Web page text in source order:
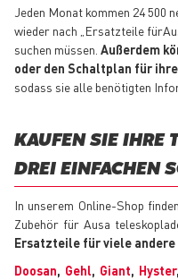
Jeden Monat kommen 24 500
wieder nach „Ersatzteile
suchen müssen. Außerdem
oder den Schaltplan für
sodass sie alle benötigten
KAUFEN SIE IHRE
DREI EINFACHEN
In unserem Online-Shop
Zubehör für Ausa
Ersatzteile für viele
Doosan, Gehl, Giant, Hyster,